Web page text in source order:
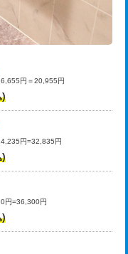
円＝20,955円
)
円=32,835円
)
円=36,300円
)